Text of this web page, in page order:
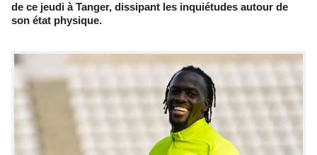
de ce jeudi à Tanger, dissipant les inquiétudes autour de
son état physique.